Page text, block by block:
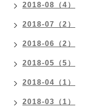
2018-08（4）
2018-07（2）
2018-06（2）
2018-05（5）
2018-04（1）
2018-03（1）